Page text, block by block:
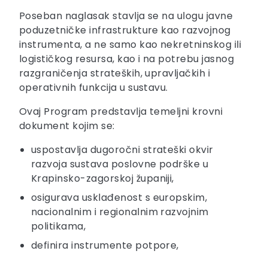
Poseban naglasak stavlja se na ulogu javne
poduzetničke infrastrukture kao razvojnog
instrumenta, a ne samo kao nekretninskog ili
logističkog resursa, kao i na potrebu jasnog
razgraničenja strateških, upravljačkih i
operativnih funkcija u sustavu.
Ovaj Program predstavlja temeljni krovni
dokument kojim se:
uspostavlja dugoročni strateški okvir
razvoja sustava poslovne podrške u
Krapinsko-zagorskoj županiji,
osigurava usklađenost s europskim,
nacionalnim i regionalnim razvojnim
politikama,
definira instrumente potpore,